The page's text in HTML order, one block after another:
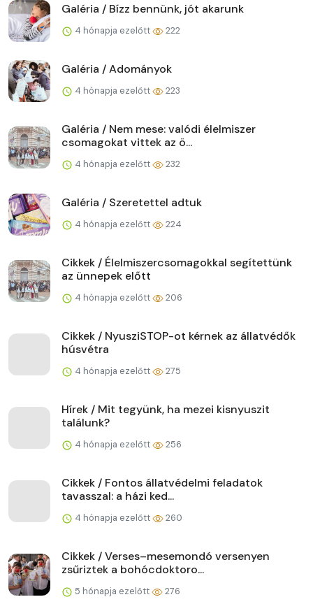
Galéria / Bízz bennünk, jót akarunk
4 hónapja ezelőtt 222
Galéria / Adományok
4 hónapja ezelőtt 223
Galéria / Nem mese: valódi élelmiszer
csomagokat vittek az ö...
4 hónapja ezelőtt 232
Galéria / Szeretettel adtuk
4 hónapja ezelőtt 224
Cikkek / Élelmiszercsomagokkal segítettünk
az ünnepek előtt
4 hónapja ezelőtt 206
Cikkek / NyusziSTOP-ot kérnek az állatvédők
húsvétra
4 hónapja ezelőtt 275
Hírek / Mit tegyünk, ha mezei kisnyuszit
találunk?
4 hónapja ezelőtt 256
Cikkek / Fontos állatvédelmi feladatok
tavasszal: a házi ked...
4 hónapja ezelőtt 260
Cikkek / Verses–mesemondó versenyen
zsűriztek a bohócdoktoro...
5 hónapja ezelőtt 276